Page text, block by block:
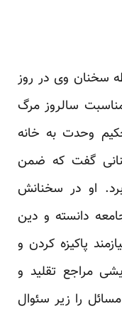
سخنان وی در روز
او به مناسبت سالروز مرگ
وحدت به خانه
گفت که ضمن
او در سخنانش
دانسته و دین
پاکیزه کردن و
مراجع تقلید و
را زیر سئوال